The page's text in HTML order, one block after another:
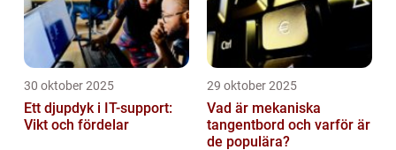
30 oktober 2025
Ett djupdyk i IT-support:
Vikt och fördelar
29 oktober 2025
Vad är mekaniska
tangentbord och varför är
de populära?